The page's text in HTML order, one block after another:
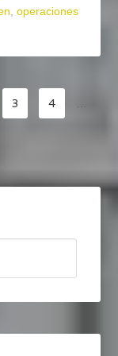
,operaciones
3 4 …